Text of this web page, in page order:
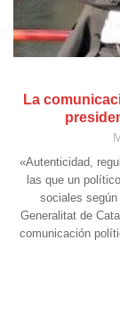
La
«Autenticidad,
las que un
sociales
Generalitat de
comunicación